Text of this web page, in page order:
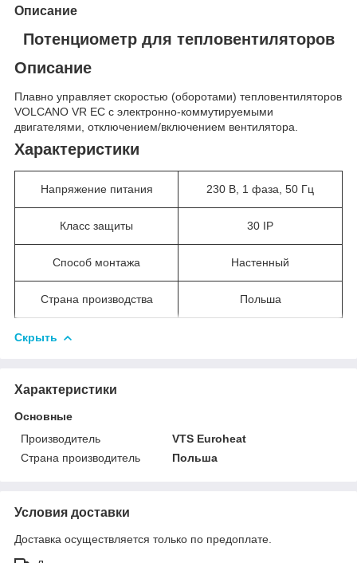
Описание
Потенциометр для тепловентиляторов
Описание
Плавно управляет скоростью (оборотами) тепловентиляторов
VOLCANO VR EC с электронно-коммутируемыми
двигателями, отключением/включением вентилятора.
Характеристики
Напряжение питания 230 В, 1 фаза, 50 Гц
Класс защиты 30 IP
Способ монтажа Настенный
Страна производства Польша
Скрыть
Характеристики
Основные
Производитель
VTS Euroheat
Страна производитель
Польша
Условия доставки
Доставка осуществляется только по предоплате.